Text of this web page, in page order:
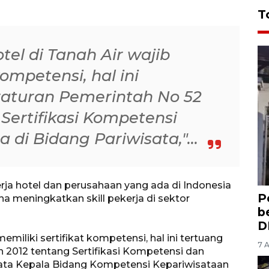
di Tanah Air wajib
hal ini
Pemerintah No 52
Kompetensi
di Bidang Pariwisata,"...
hotel dan perusahaan yang ada di Indonesia
meningkatkan skill pekerja di sektor
sertifikat kompetensi, hal ini tertuang
2012 tentang Sertifikasi Kompetensi dan
Kepala Bidang Kompetensi Kepariwisataan
7